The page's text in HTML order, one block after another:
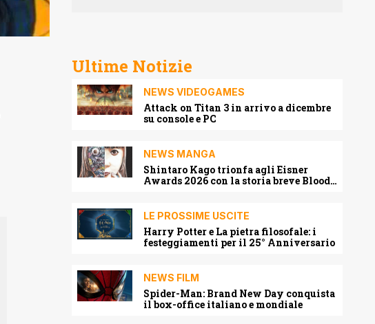
Ultime Notizie
NEWS VIDEOGAMES
Attack on Titan 3 in arrivo a dicembre
su console e PC
NEWS MANGA
Shintaro Kago trionfa agli Eisner
Awards 2026 con la storia breve Blood
LE PROSSIME USCITE
Harry Potter e La pietra filosofale: i
festeggiamenti per il 25° Anniversario
NEWS FILM
Spider-Man: Brand New Day conquista
il box-office italiano e mondiale